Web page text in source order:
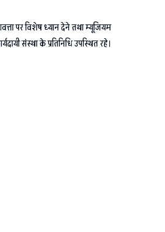
पर विशेष ध्यान देने तथा म्यूजियम
संस्था के प्रतिनिधि उपस्थित रहे।